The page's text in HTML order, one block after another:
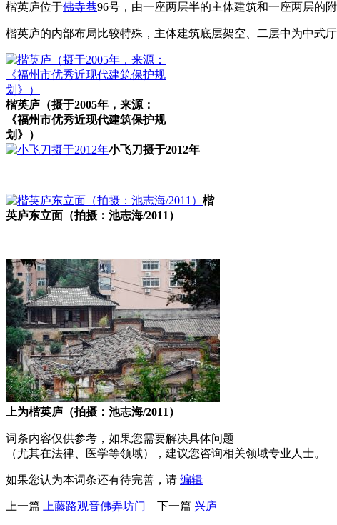
楷英庐位于佛寺巷96号，由一座两层半的主体建筑和一座两层的
楷英庐的内部布局比较特殊，主体建筑底层架空、二层中为中式
楷英庐（摄于2005年，来源：
《福州市优秀近现代建筑保护规
划》）
小飞刀摄于2012年
楷
英庐东立面（拍摄：池志海/2011）
上为楷英庐（拍摄：池志海/2011）
词条内容仅供参考，如果您需要解决具体问题
（尤其在法律、医学等领域），建议您咨询相关领域专业人士。
如果您认为本词条还有待完善，请 编辑
上一篇 上藤路观音佛弄坊门 下一篇 兴庐